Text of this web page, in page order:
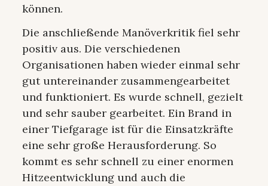
können.
Die anschließende Manöverkritik fiel sehr
positiv aus. Die verschiedenen
Organisationen haben wieder einmal sehr
gut untereinander zusammengearbeitet
und funktioniert. Es wurde schnell, gezielt
und sehr sauber gearbeitet. Ein Brand in
einer Tiefgarage ist für die Einsatzkräfte
eine sehr große Herausforderung. So
kommt es sehr schnell zu einer enormen
Hitzeentwicklung und auch die